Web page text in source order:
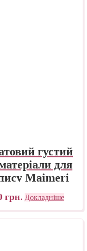
густий
для
Maimeri
грн. Докладніше